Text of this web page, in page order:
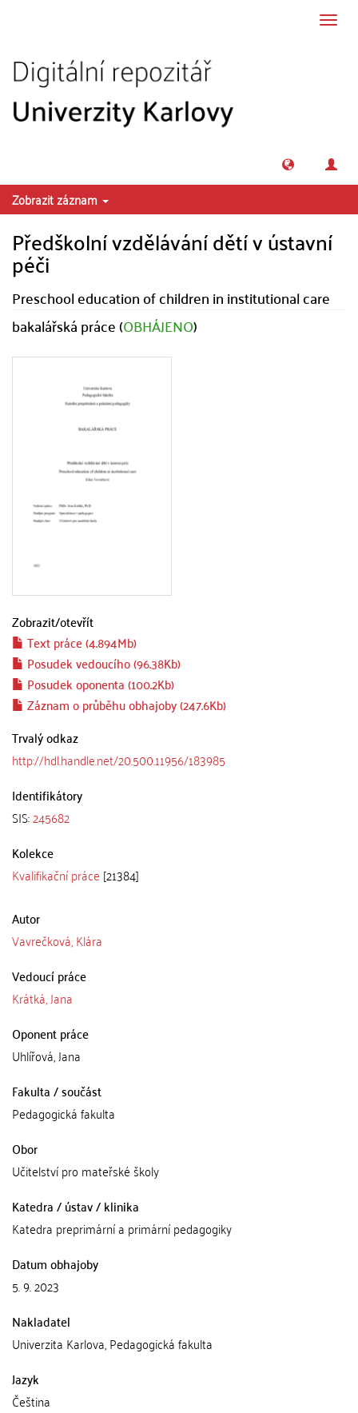
Zobrazit záznam
Předškolní vzdělávání dětí v ústavní
péči
Preschool education of children in institutional care
bakalářská práce (OBHÁJENO)
Zobrazit/otevřít
Text práce (4.894Mb)
Posudek vedoucího (96.38Kb)
Posudek oponenta (100.2Kb)
Záznam o průběhu obhajoby (247.6Kb)
Trvalý odkaz
http://hdl.handle.net/20.500.11956/183985
Identifikátory
SIS:245682
Kolekce
Kvalifikační práce [21384]
Autor
Vavrečková, Klára
Vedoucí práce
Krátká, Jana
Oponent práce
Uhlířová, Jana
Fakulta / součást
Pedagogická fakulta
Obor
Učitelství pro mateřské školy
Katedra / ústav / klinika
Katedra preprimární a primární pedagogiky
Datum obhajoby
5. 9. 2023
Nakladatel
Univerzita Karlova, Pedagogická fakulta
Jazyk
Čeština